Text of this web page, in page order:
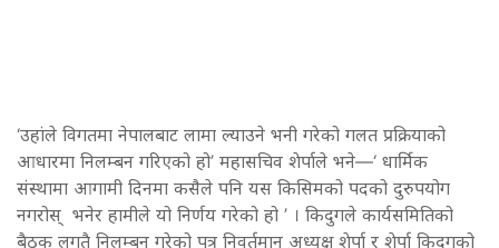
‘उहांले विगतमा नेपालबाट लामा ल्याउने भनी गरेको गलत प्रक्रियाको
आधारमा निलम्बन गरिएको हो’ महासचिव शेर्पाले भने—‘ धार्मिक
संस्थामा आगामी दिनमा कसैले पनि यस किसिमको पदको दुरुपयोग
नगरोस् भनेर हामीले यो निर्णय गरेको हो ’ । किदुगले कार्यसमितिको
बैठक लगतै निलम्बन गरेको पत्र निवर्तमान अध्यक्ष शेर्पा र शेर्पा किदुगको